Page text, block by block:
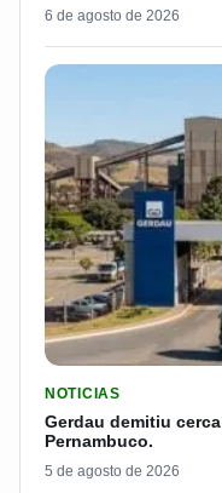
6 de agosto de 2026
NOTICIAS
Gerdau demitiu
Pernambuco.
5 de agosto de 2026